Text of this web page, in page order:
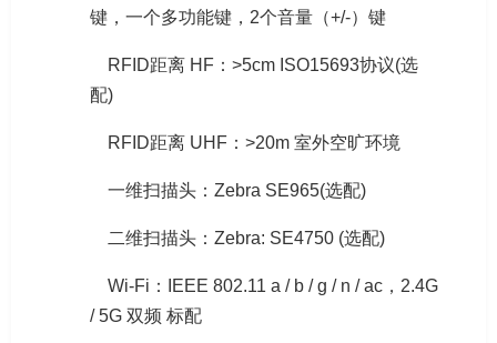
键，一个多功能键，2个音量（+/-）键
RFID距离 HF：>5cm ISO15693协议(选
配)
RFID距离 UHF：>20m 室外空旷环境
一维扫描头：Zebra SE965(选配)
二维扫描头：Zebra: SE4750 (选配)
Wi-Fi：IEEE 802.11 a / b / g / n / ac，2.4G
/ 5G 双频 标配